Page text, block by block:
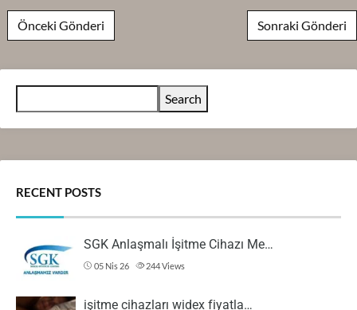
Post navigation
Önceki Gönderi Sonraki Gönderi
Search
RECENT POSTS
SGK Anlaşmalı İşitme Cihazı Me…
05 Nis 26 244Views
işitme cihazları widex fiyatla…